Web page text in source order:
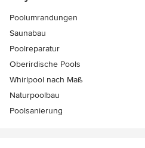
Poolumrandungen
Saunabau
Poolreparatur
Oberirdische Pools
Whirlpool nach Maß
Naturpoolbau
Poolsanierung